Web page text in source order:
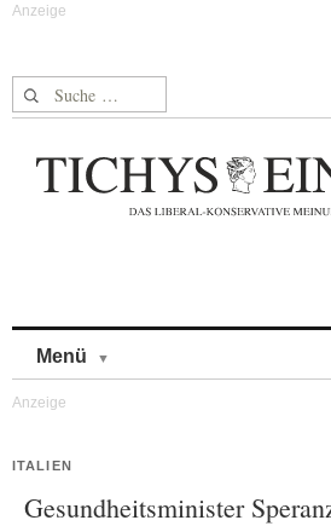
Suche nach:
Menü
ITALIEN
Gesundheitsminister